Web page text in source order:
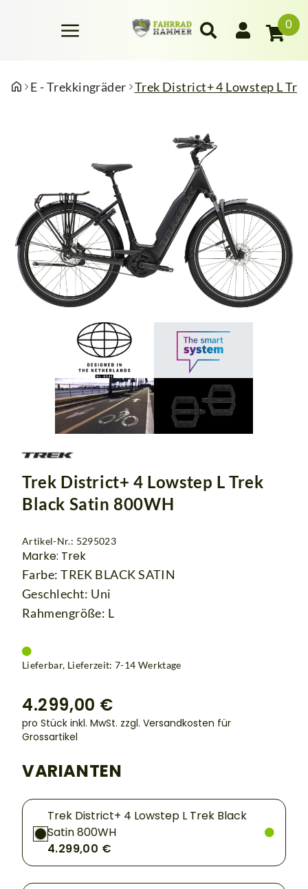
0
E - Trekkingräder Trek District+ 4 Lowstep L
Trek District+ 4 Lowstep L Trek
Black Satin 800WH
Artikel-Nr.: 5295023
Marke: Trek
Farbe: TREK BLACK SATIN
Geschlecht: Uni
Rahmengröße: L
Lieferbar, Lieferzeit: 7-14 Werktage
4.299,00 €
pro Stück inkl. MwSt. zzgl. Versandkosten für
Grossartikel
VARIANTEN
Trek District+ 4 Lowstep L Trek Black
Satin 800WH
4.299,00 €